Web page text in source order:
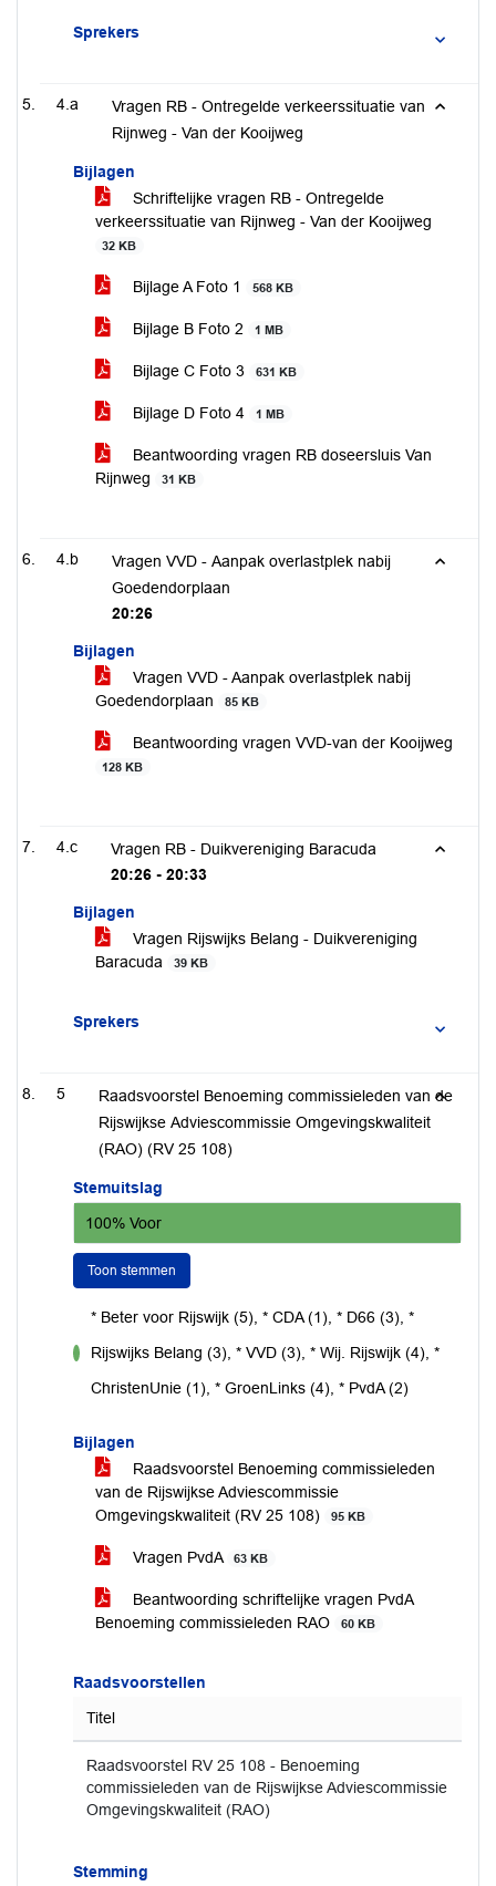
Sprekers
4.a
Vragen RB - Ontregelde verkeerssituatie van
Rijnweg - Van der Kooijweg
Bijlagen
Schriftelijke vragen RB - Ontregelde
verkeerssituatie van Rijnweg - Van der Kooijweg
32 KB
Bijlage A Foto 1 568 KB
Bijlage B Foto 2 1 MB
Bijlage C Foto 3 631 KB
Bijlage D Foto 4 1 MB
Beantwoording vragen RB doseersluis Van
Rijnweg
31 KB
4.b
Vragen VVD - Aanpak overlastplek nabij
Goedendorplaan
20:26
Bijlagen
Vragen VVD - Aanpak overlastplek nabij
Goedendorplaan
85 KB
Beantwoording vragen VVD-van der Kooijweg
128 KB
4.c
Vragen RB - Duikvereniging Baracuda
20:26 - 20:33
Bijlagen
Vragen Rijswijks Belang - Duikvereniging
Baracuda
39 KB
Sprekers
5
Raadsvoorstel Benoeming commissieleden van de
Rijswijkse Adviescommissie Omgevingskwaliteit
(RAO) (RV 25 108)
Stemuitslag
100% Voor
Toon stemmen
* Beter voor Rijswijk (5), * CDA (1), * D66 (3), *
Rijswijks Belang (3), * VVD (3), * Wij. Rijswijk (4), *
ChristenUnie (1), * GroenLinks (4), * PvdA (2)
Bijlagen
Raadsvoorstel Benoeming commissieleden
van de Rijswijkse Adviescommissie
Omgevingskwaliteit (RV 25 108)
95 KB
Vragen PvdA 63 KB
Beantwoording schriftelijke vragen PvdA
Benoeming commissieleden RAO
60 KB
Raadsvoorstellen
Titel
Raadsvoorstel RV 25 108 - Benoeming
commissieleden van de Rijswijkse Adviescommissie
Omgevingskwaliteit (RAO)
Stemming